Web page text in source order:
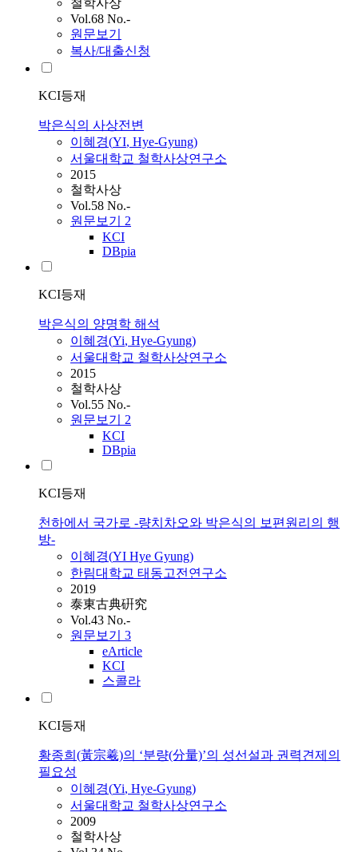
철학사상
Vol.68 No.-
원문보기
복사/대출신청
KCI등재
박은식의 사상전변
이혜경(YI, Hye-Gyung)
서울대학교 철학사상연구소
2015
철학사상
Vol.58 No.-
원문보기 2
KCI
DBpia
KCI등재
박은식의 양명학 해석
이혜경(Yi, Hye-Gyung)
서울대학교 철학사상연구소
2015
철학사상
Vol.55 No.-
원문보기 2
KCI
DBpia
KCI등재
천하에서 국가로 -량치차오와 박은식의 보편원리의 행
방-
이혜경(YI Hye Gyung)
한림대학교 태동고전연구소
2019
泰東古典硏究
Vol.43 No.-
원문보기 3
eArticle
KCI
스콜라
KCI등재
황종희(黃宗羲)의 ‘분량(分量)’의 성선설과 권력견제의
필요성
이혜경(Yi, Hye-Gyung)
서울대학교 철학사상연구소
2009
철학사상